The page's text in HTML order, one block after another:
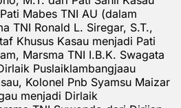
Mabes TNI AU (dalam
TNI Ronald L. Siregar, S.T.,
Khusus Kasau menjadi Pati
Marsma TNI I.B.K. Swagata
Puslaiklambangjaau
Kolonel Pnb Syamsu Maizar
menjadi Dirlaik